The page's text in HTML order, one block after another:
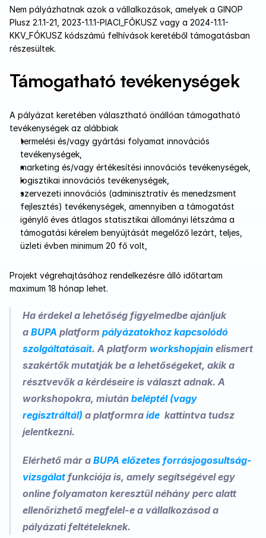
Nem pályázhatnak azok a vállalkozások, amelyek a GINOP
Plusz 2.1.1-21, 2023-1.1.1-PIACI_FÓKUSZ vagy a 2024-1.1.1-
KKV_FÓKUSZ kódszámú felhívások keretéből támogatásban
részesültek.
Támogatható tevékenységek
A pályázat keretében választható önállóan támogatható
tevékenységek az alábbiak
termelési és/vagy gyártási folyamat innovációs
tevékenységek,
marketing és/vagy értékesítési innovációs tevékenységek,
logisztikai innovációs tevékenységek,
szervezeti innovációs (adminisztratív és menedzsment
fejlesztés) tevékenységek, amennyiben a támogatást
igénylő éves átlagos statisztikai állományi létszáma a
támogatási kérelem benyújtását megelőző lezárt, teljes,
üzleti évben minimum 20 fő volt,
Projekt végrehajtásához rendelkezésre álló időtartam
maximum 18 hónap lehet.
Ha érdekel a lehetőség figyelmedbe ajánljuk
a BUPA platform pályázatokhoz kapcsolódó
szolgáltatásait. A platform workshopjain elismert
szakértők mutatják be a lehetőségeket, akik a
résztvevők a kérdéseire is választ adnak. A
workshopokra, miután beléptél (vagy
regisztráltál) a platformra ide kattintva tudsz
jelentkezni.
Elérhető már a BUPA előzetes forrásjogosultság-
vizsgálat funkciója is, amely segítségével egy
online folyamaton keresztül néhány perc alatt
ellenőrizhető megfelel-e a vállalkozásod a
pályázati feltételeknek.